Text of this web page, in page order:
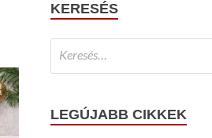
KERESÉS
LEGÚJABB CIKKEK